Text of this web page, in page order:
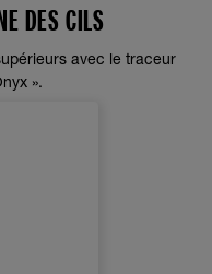
DES CILS
avec le traceur
».